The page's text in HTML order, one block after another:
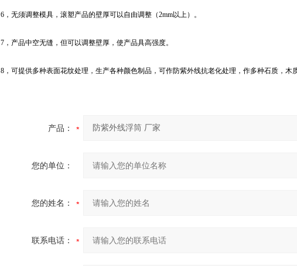
6，无须调整模具，滚塑产品的壁厚可以自由调整（2mm以上）。
7，产品中空无缝，但可以调整壁厚，使产品具高强度。
8，可提供多种表面花纹处理，生产各种颜色制品，可作防紫外线抗老化处理，作多种石质，木
产品：
您的单位：
您的姓名：
联系电话：